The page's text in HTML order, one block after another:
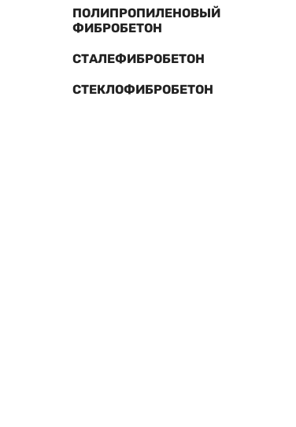
ПОЛИПРОПИЛЕНОВЫЙ
ФИБРОБЕТОН
СТАЛЕФИБРОБЕТОН
СТЕКЛОФИБРОБЕТОН